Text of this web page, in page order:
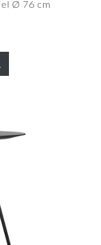
Ø 76 cm